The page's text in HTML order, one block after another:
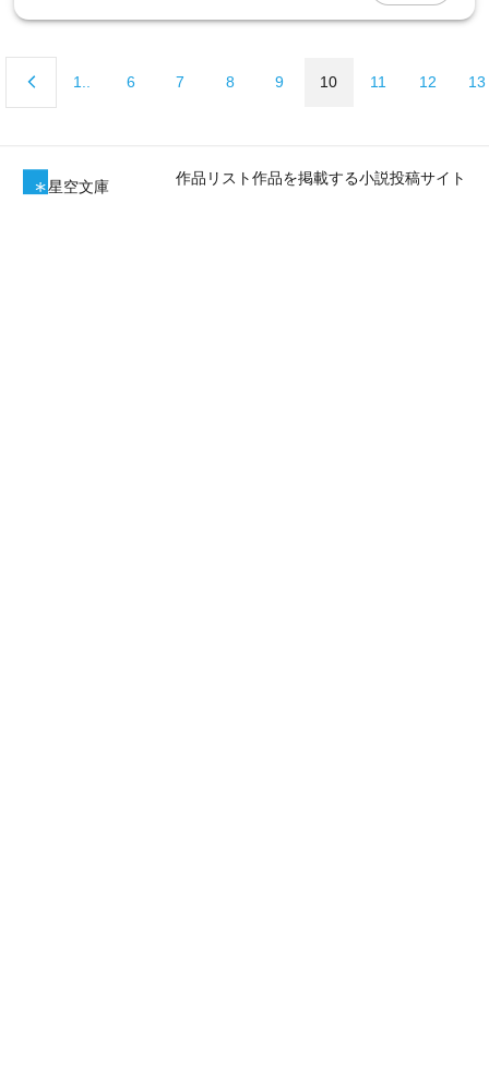
1.. 6 7 8 9 10 11 12 13
星空文庫 作品リスト作品を掲載する小説投稿サイト